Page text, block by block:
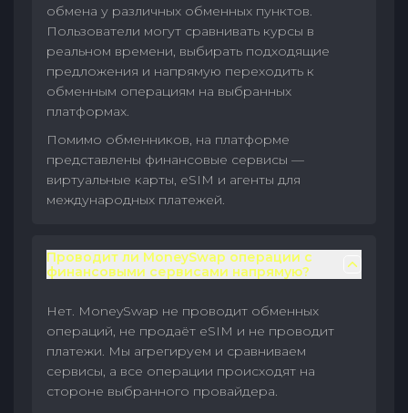
обмена у различных обменных пунктов.
Пользователи могут сравнивать курсы в
реальном времени, выбирать подходящие
предложения и напрямую переходить к
обменным операциям на выбранных
платформах.
Помимо обменников, на платформе
представлены финансовые сервисы —
виртуальные карты, eSIM и агенты для
международных платежей.
Проводит ли MoneySwap операции с
финансовыми сервисами напрямую?
Нет. MoneySwap не проводит обменных
операций, не продаёт eSIM и не проводит
платежи. Мы агрегируем и сравниваем
сервисы, а все операции происходят на
стороне выбранного провайдера.